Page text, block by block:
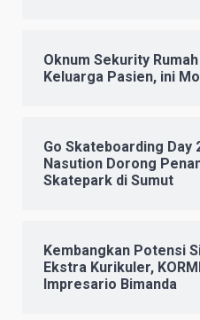
Oknum Sekurity
Keluarga Pasien, ini
Go Skateboarding Day
Nasution Dorong
Skatepark di Sumut
Kembangkan Potensi
Ekstra Kurikuler,
Impresario Bimanda